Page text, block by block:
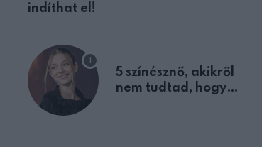
indíthat el!
5 színésznő, akikről
nem tudtad, hogy